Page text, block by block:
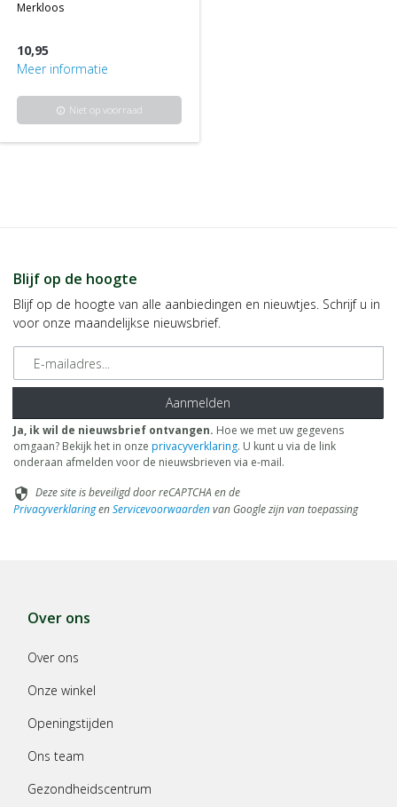
merkloos
10,95
Meer informatie
info Niet op voorraad
Blijf op de hoogte
Blijf op de hoogte van alle aanbiedingen en nieuwtjes. Schrijf u in
voor onze maandelijkse nieuwsbrief.
E-mailadres
Aanmelden
Ja, ik wil de nieuwsbrief ontvangen. Hoe we met uw gegevens
omgaan? Bekijk het in onze privacyverklaring. U kunt u via de link
onderaan afmelden voor de nieuwsbrieven via e-mail.
security Deze site is beveiligd door reCAPTCHA en de
PrivacyverklaringenServicevoorwaardenvan Google zijn van toepassing
Over ons
Over ons
Onze winkel
Openingstijden
Ons team
Gezondheidscentrum